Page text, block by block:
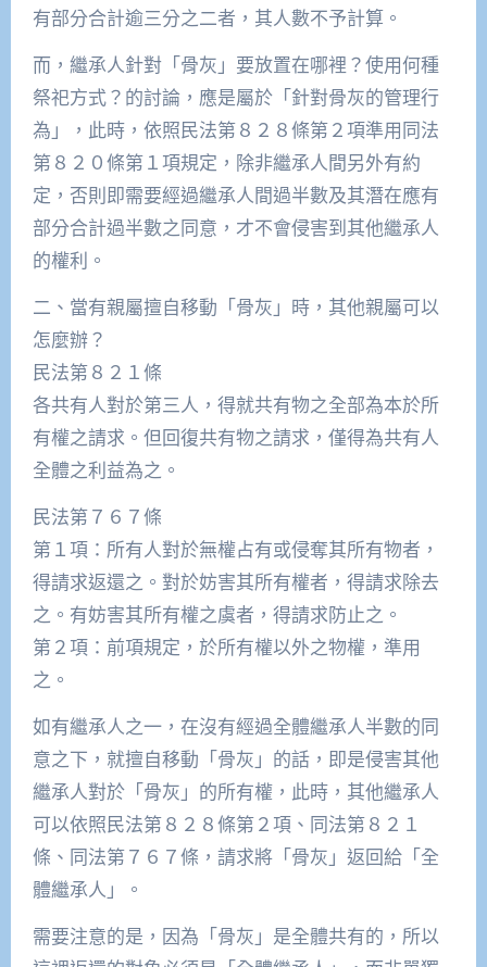
有部分合計逾三分之二者，其人數不予計算。
而，繼承人針對「骨灰」要放置在哪裡？使用何種
祭祀方式？的討論，應是屬於「針對骨灰的管理行
為」，此時，依照民法第８２８條第２項準用同法
第８２０條第１項規定，除非繼承人間另外有約
定，否則即需要經過繼承人間過半數及其潛在應有
部分合計過半數之同意，才不會侵害到其他繼承人
的權利。
二、當有親屬擅自移動「骨灰」時，其他親屬可以
怎麼辦？
民法第８２１條
各共有人對於第三人，得就共有物之全部為本於所
有權之請求。但回復共有物之請求，僅得為共有人
全體之利益為之。
民法第７６７條
第１項：所有人對於無權占有或侵奪其所有物者，
得請求返還之。對於妨害其所有權者，得請求除去
之。有妨害其所有權之虞者，得請求防止之。
第２項：前項規定，於所有權以外之物權，準用
之。
如有繼承人之一，在沒有經過全體繼承人半數的同
意之下，就擅自移動「骨灰」的話，即是侵害其他
繼承人對於「骨灰」的所有權，此時，其他繼承人
可以依照民法第８２８條第２項、同法第８２１
條、同法第７６７條，請求將「骨灰」返回給「全
體繼承人」。
需要注意的是，因為「骨灰」是全體共有的，所以